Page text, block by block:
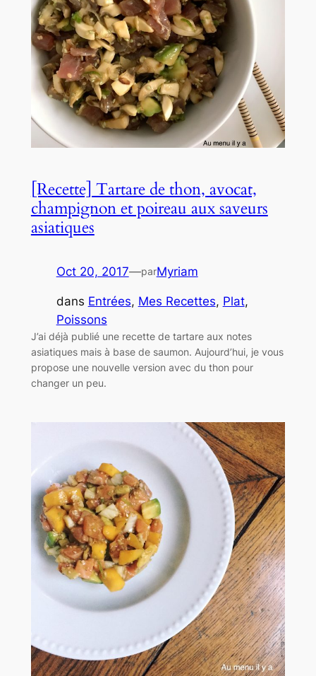
[Recette] Tartare de thon, avocat,
champignon et poireau aux saveurs
asiatiques
Oct 20, 2017—parMyriam
dans Entrées, Mes Recettes, Plat
Poissons
J’ai déjà publié une recette de tartare aux notes
asiatiques mais à base de saumon. Aujourd’hui, je vous
propose une nouvelle version avec du thon pour
changer un peu.